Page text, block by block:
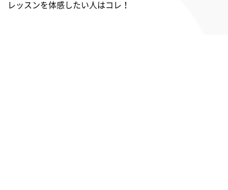
レッスンを体感したい人はコレ！